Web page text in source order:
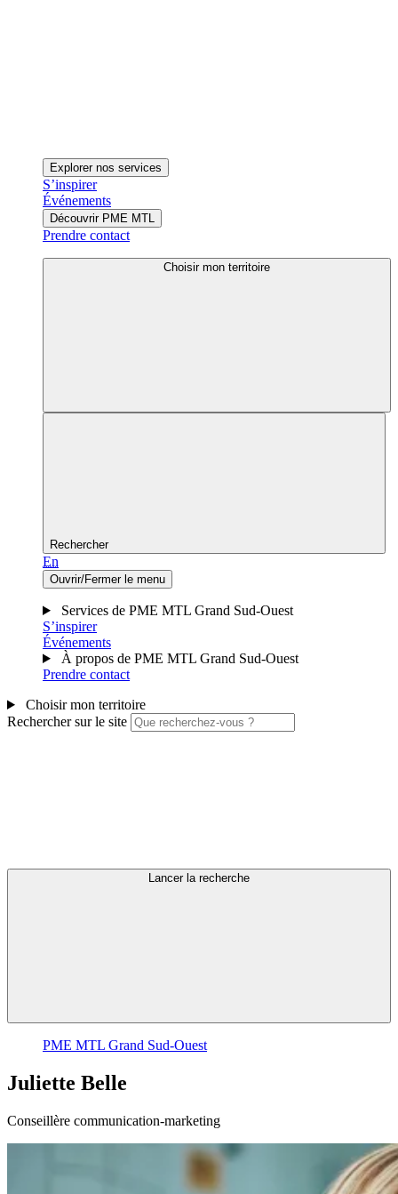
Explorer nos services
S’inspirer
Événements
Découvrir PME MTL
Prendre contact
Choisir mon territoire
Rechercher
En
Ouvrir/Fermer le menu
Services de PME MTL Grand Sud-Ouest
S’inspirer
Événements
À propos de PME MTL Grand Sud-Ouest
Prendre contact
Choisir mon territoire
Rechercher sur le site
Lancer la recherche
PME MTL Grand Sud-Ouest
Juliette Belle
Conseillère communication-marketing